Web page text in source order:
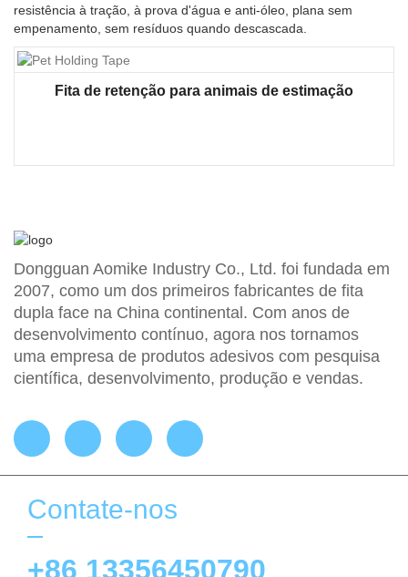
resistência à tração, à prova d'água e anti-óleo, plana sem
empenamento, sem resíduos quando descascada.
Fita de retenção para animais de estimação
Dongguan Aomike Industry Co., Ltd. foi fundada em
2007, como um dos primeiros fabricantes de fita
dupla face na China continental. Com anos de
desenvolvimento contínuo, agora nos tornamos
uma empresa de produtos adesivos com pesquisa
científica, desenvolvimento, produção e vendas.
Contate-nos
+86 13356450790